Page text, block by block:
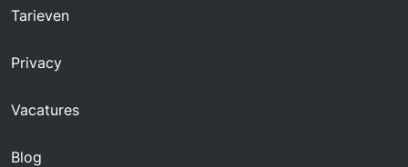
Tarieven
Privacy
Vacatures
Blog